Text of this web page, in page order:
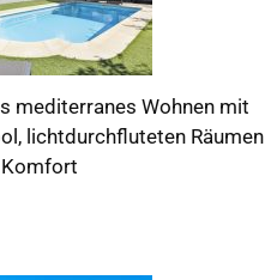
mediterranes Wohnen mit
lichtdurchfluteten Räumen